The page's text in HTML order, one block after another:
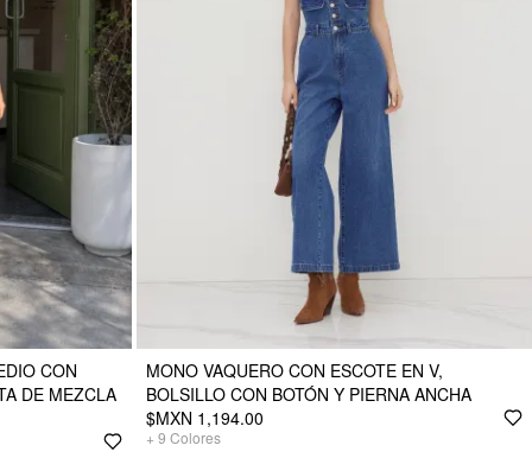
CON
DE MEZCLA
MONO VAQUERO CON ESCOTE EN V,
BOLSILLO CON BOTÓN Y PIERNA ANCHA
$MXN 1,194.00
+ 9 Colores